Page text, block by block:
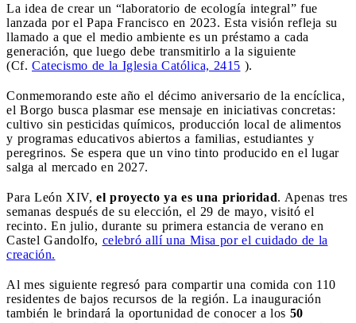
La idea de crear un “laboratorio de ecología integral” fue
lanzada por el Papa Francisco en 2023. Esta visión refleja su
llamado a que el medio ambiente es un préstamo a cada
generación, que luego debe transmitirlo a la siguiente
(Cf. Catecismo de la Iglesia Católica, 2415 ).
Conmemorando este año el décimo aniversario de la encíclica,
el Borgo busca plasmar ese mensaje en iniciativas concretas:
cultivo sin pesticidas químicos, producción local de alimentos
y programas educativos abiertos a familias, estudiantes y
peregrinos. Se espera que un vino tinto producido en el lugar
salga al mercado en 2027.
Para León XIV, el proyecto ya es una prioridad. Apenas tres
semanas después de su elección, el 29 de mayo, visitó el
recinto. En julio, durante su primera estancia de verano en
Castel Gandolfo, celebró allí una Misa por el cuidado de la
creación.
Al mes siguiente regresó para compartir una comida con 110
residentes de bajos recursos de la región. La inauguración
también le brindará la oportunidad de conocer a los 50